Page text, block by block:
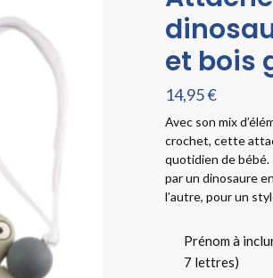
et bois
14,95€
Avec son mix
crochet, cette
quotidien de bébé.
par un dinosaure
l’autre, pour un
Prénom à
7 lettres)